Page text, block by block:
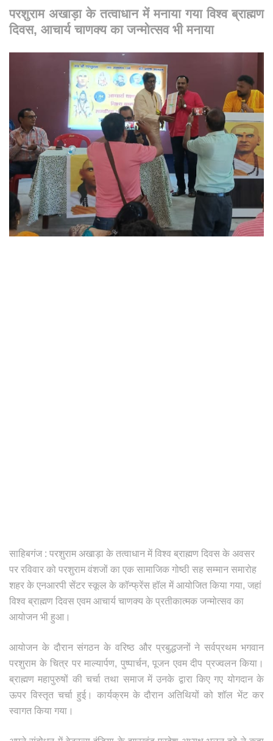
परशुराम अखाड़ा के तत्वाधान में मनाया गया विश्व ब्राह्मण
दिवस, आचार्य चाणक्य का जन्मोत्सव भी मनाया
साहिबगंज : परशुराम अखाड़ा के तत्वाधान में विश्व ब्राह्मण दिवस के अवसर
पर रविवार को परशुराम वंशजों का एक सामाजिक गोष्ठी सह सम्मान समारोह
शहर के एनआरपी सेंटर स्कूल के कॉन्फ्रेंस हॉल में आयोजित किया गया, जहां
विश्व ब्राह्मण दिवस एवम आचार्य चाणक्य के प्रतीकात्मक जन्मोत्सव का
आयोजन भी हुआ।
आयोजन के दौरान संगठन के वरिष्ठ और प्रबुद्धजनों ने सर्वप्रथम भगवान
परशुराम के चित्र पर माल्यार्पण, पुष्पार्चन, पूजन एवम दीप प्रज्वलन किया।
ब्राह्मण महापुरुषों की चर्चा तथा समाज में उनके द्वारा किए गए योगदान के
ऊपर विस्तृत चर्चा हुई। कार्यक्रम के दौरान अतिथियों को शॉल भेंट कर
स्वागत किया गया।